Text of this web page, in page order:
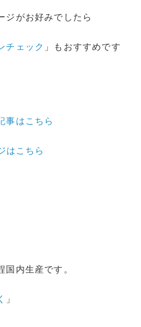
ジがお好みでしたら
チェック 」もおすすめです
事はこちら
はこちら
国内生産です。
」